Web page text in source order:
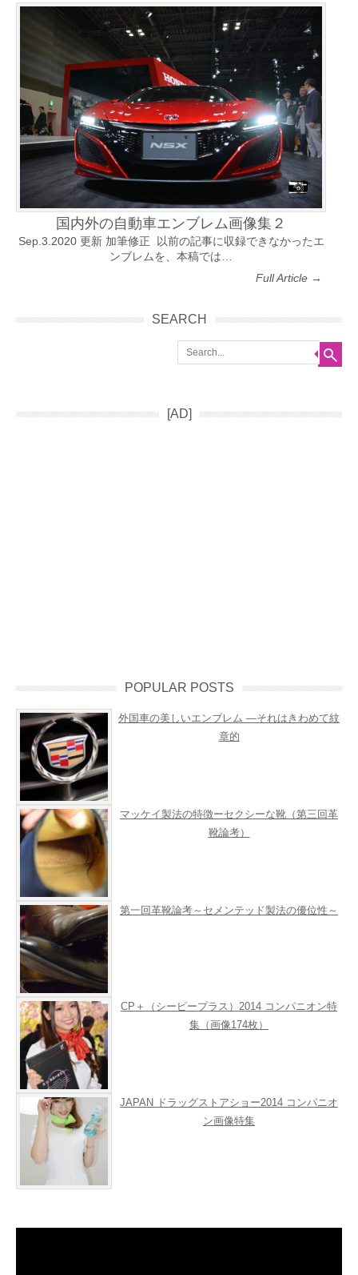
国内外の自動車エンブレム画像集２
Sep.3.2020 更新 加筆修正 以前の記事に収録できなかったエ
ンブレムを、本稿では…
Full Article →
SEARCH
Search
[AD]
POPULAR POSTS
外国車の美しいエンブレム ―それはきわめて紋
章的
マッケイ製法の特徴ーセクシーな靴（第三回革
靴論考）
第一回革靴論考～セメンテッド製法の優位性～
CP＋（シーピープラス）2014 コンパニオン特
集（画像174枚）
JAPAN ドラッグストアショー2014 コンパニオ
ン画像特集